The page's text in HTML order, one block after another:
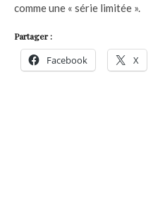
comme une « série limitée ».
Partager :
Facebook X